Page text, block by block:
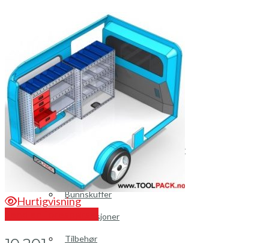
Toyota
Volkswagen
Andre merker
Tilbehør
Produkter
Hyllereoler, hyllevanger og hyller
Skuffeseksjoner
Bunnskuffer
Skapseksjoner
Tilbehør
Hurtigvisning